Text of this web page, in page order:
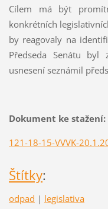
Cílem má být
konkrétních
by reagovaly na
Předseda Senátu byl
usnesení seznámil
Dokument ke stažení:
121-18-15-VVVK-
Štítky:
odpad | legislativa